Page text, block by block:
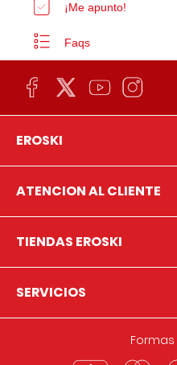
¡Me apunto!
Faqs
EROSKI
ATENCION AL CLIENTE
TIENDAS EROSKI
SERVICIOS